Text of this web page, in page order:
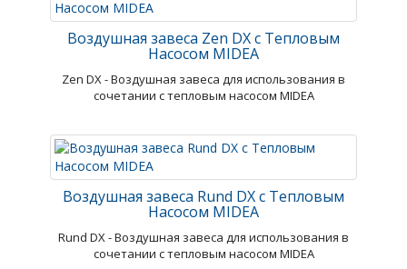
Воздушная завеса Zen DX с Тепловым
Насосом MIDEA
Zen DX - Воздушная завеса для использования в
сочетании с тепловым насосом MIDEA
Воздушная завеса Rund DX с Тепловым
Насосом MIDEA
Rund DX - Воздушная завеса для использования в
сочетании с тепловым насосом MIDEA